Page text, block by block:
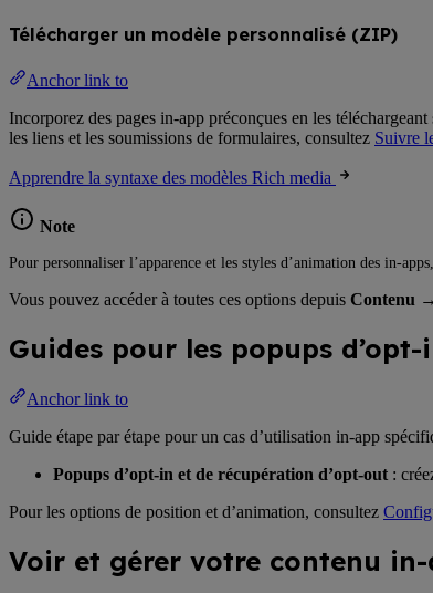
Télécharger un modèle personnalisé (ZIP)
Anchor link to
Incorporez des pages in-app préconçues en les
les liens et les soumissions de formulaires, consultez Suivre
Apprendre la syntaxe des modèles Rich media
Note
Pour personnaliser l’apparence et les styles d’animation des in-
Vous pouvez accéder à toutes ces options depuis Contenu →
Guides pour les popups d’opt-
Anchor link to
Guide étape par étape pour un cas d’utilisation in-app
Popups d’opt-in et de récupération d’opt-out :
Pour les options de position et d’animation, consultez
Voir et gérer votre contenu